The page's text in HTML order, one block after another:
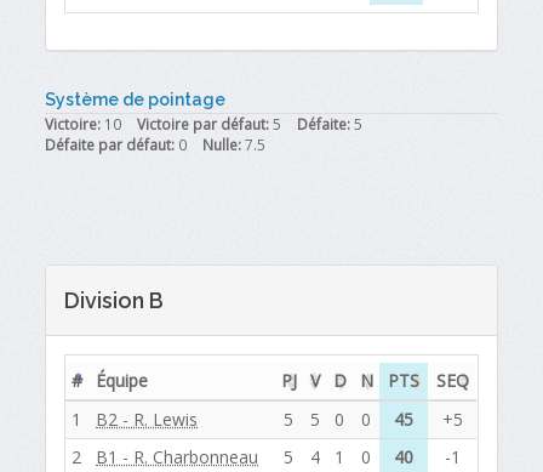
Système de pointage
Victoire: 10 Victoire par défaut:5 Défaite:5
Défaite par défaut: 0 Nulle:7.5
Division B
# Équipe PJ V D N PTS
SEQ
1
B2 - R. Lewis 5 5 0 0 45
+5
2
B1 - R. Charbonneau 5 4 1 0 40
-1